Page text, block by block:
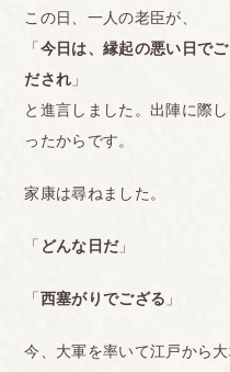
この日、一人の老臣が、
「今日は、縁起の悪い日で
だされ 」
と進言しました。出陣に際
ったからです。
家康は尋ねました。
「 どんな日だ」
「西塞がりでござる 」
今、大軍を率いて江戸から